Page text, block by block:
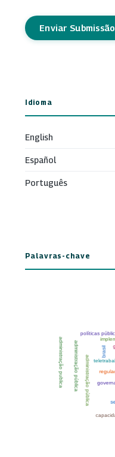
Enviar Submissão
Idioma
English
Español
Português
Palavras-chave